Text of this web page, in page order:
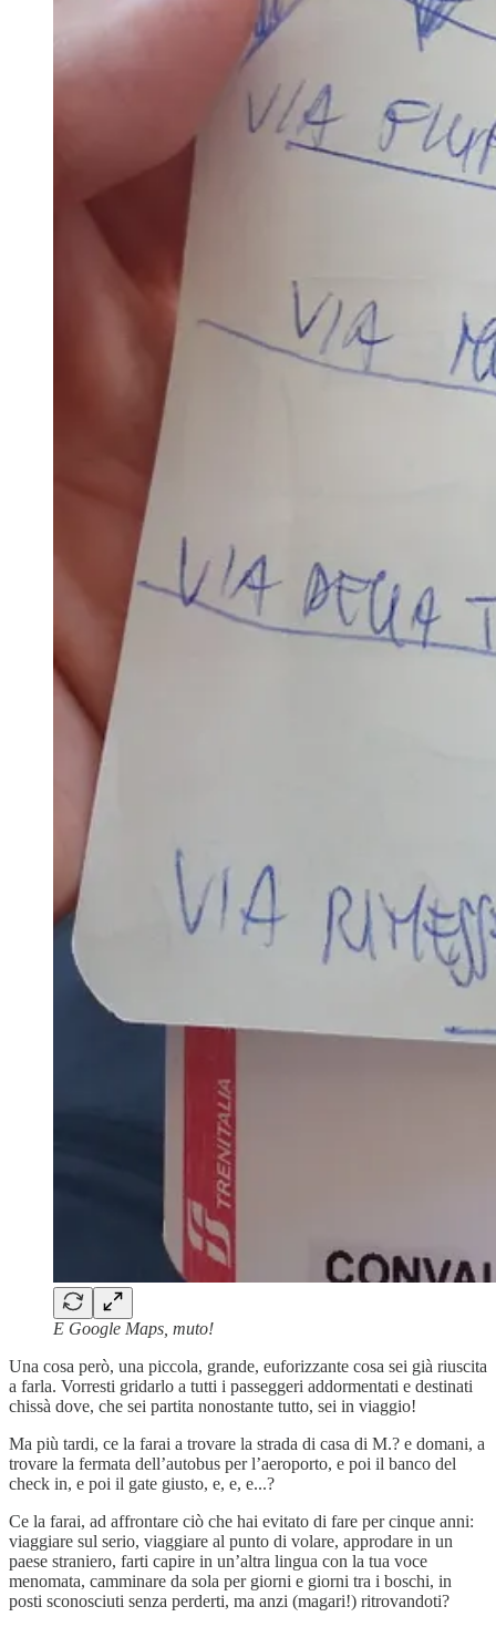
E Google Maps, muto!
Una cosa però, una piccola, grande, euforizzante cosa sei già riuscita
a farla. Vorresti gridarlo a tutti i passeggeri addormentati e destinati
chissà dove, che sei partita nonostante tutto, sei in viaggio!
Ma più tardi, ce la farai a trovare la strada di casa di M.? e domani, a
trovare la fermata dell’autobus per l’aeroporto, e poi il banco del
check in, e poi il gate giusto, e, e, e...?
Ce la farai, ad affrontare ciò che hai evitato di fare per cinque anni:
viaggiare sul serio, viaggiare al punto di volare, approdare in un
paese straniero, farti capire in un’altra lingua con la tua voce
menomata, camminare da sola per giorni e giorni tra i boschi, in
posti sconosciuti senza perderti, ma anzi (magari!) ritrovandoti?